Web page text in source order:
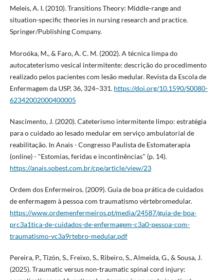
Meleis, A. I. (2010). Transitions Theory: Middle-range and
situation-specific theories in nursing research and practice.
Springer/Publishing Company.
Moroóka, M., & Faro, A. C. M. (2002). A técnica limpa do
autocateterismo vesical intermitente: descrição do procedimento
realizado pelos pacientes com lesão medular. Revista da Escola de
Enfermagem da USP, 36, 324–331. https://doi.org/10.1590/S0080-
62342002000400005
Nascimento, J. (2020). Cateterismo intermitente limpo: estratégia
para o cuidado ao lesado medular em serviço ambulatorial de
reabilitação. In Anais - Congresso Paulista de Estomaterapia
(online) - "Estomias, feridas e incontinências" (p. 14).
https://anais.sobest.com.br/cpe/article/view/23
Ordem dos Enfermeiros. (2009). Guia de boa prática de cuidados
de enfermagem à pessoa com traumatismo vértebro­medular.
https://www.ordemenfermeiros.pt/media/24587/guia-de-boa-
prc3a1tica-de-cuidados-de-enfermagem-c3a0-pessoa-com-
traumatismo-vc3a9rtebro-medular.pdf
Pereira, P., Tizón, S., Freixo, S., Ribeiro, S., Almeida, G., & Sousa, J.
(2025). Traumatic versus non-traumatic spinal cord injury: